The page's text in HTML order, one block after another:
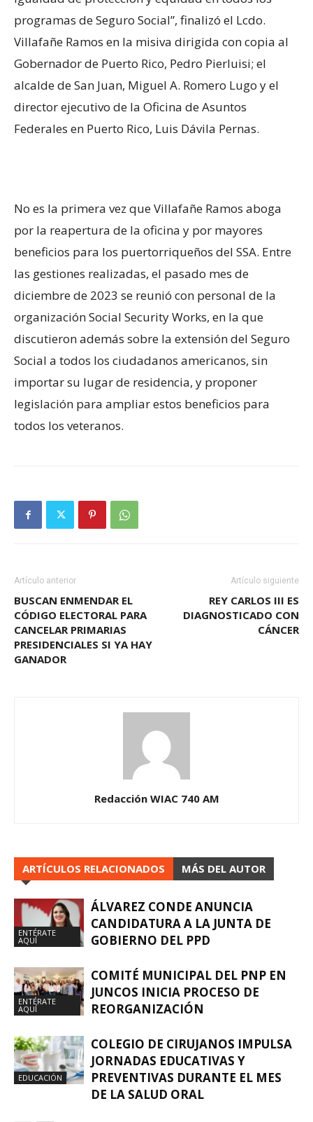
programas de Seguro Social”, finalizó el Lcdo.
Villafañe Ramos en la misiva dirigida con copia al
Gobernador de Puerto Rico, Pedro Pierluisi; el
alcalde de San Juan, Miguel A. Romero Lugo y el
director ejecutivo de la Oficina de Asuntos
Federales en Puerto Rico, Luis Dávila Pernas.
No es la primera vez que Villafañe Ramos aboga
por la reapertura de la oficina y por mayores
beneficios para los puertorriqueños del SSA. Entre
las gestiones realizadas, el pasado mes de
diciembre de 2023 se reunió con personal de la
organización Social Security Works, en la que
discutieron además sobre la extensión del Seguro
Social a todos los ciudadanos americanos, sin
importar su lugar de residencia, y proponer
legislación para ampliar estos beneficios para
todos los veteranos.
Artículo anterior
BUSCAN ENMENDAR EL
CÓDIGO ELECTORAL PARA
CANCELAR PRIMARIAS
PRESIDENCIALES SI YA HAY
GANADOR
Artículo siguiente
REY CARLOS III ES
DIAGNOSTICADO CON
CÁNCER
Redacción WIAC 740 AM
ARTÍCULOS RELACIONADOS MÁS DEL AUTOR
ENTÉRATE
AQUÍ
ÁLVAREZ CONDE ANUNCIA
CANDIDATURA A LA JUNTA DE
GOBIERNO DEL PPD
ENTÉRATE
AQUÍ
COMITÉ MUNICIPAL DEL PNP EN
JUNCOS INICIA PROCESO DE
REORGANIZACIÓN
EDUCACIÓN
COLEGIO DE CIRUJANOS IMPULSA
JORNADAS EDUCATIVAS Y
PREVENTIVAS DURANTE EL MES
DE LA SALUD ORAL